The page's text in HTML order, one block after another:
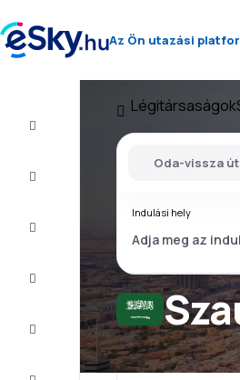
Az Ön utazási
Légitársaságok
Oda-vissza út
Indulási hely